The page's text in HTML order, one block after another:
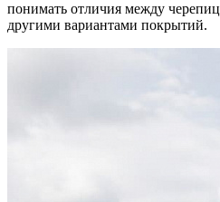
понимать отличия между
другими вариантами покрытий.